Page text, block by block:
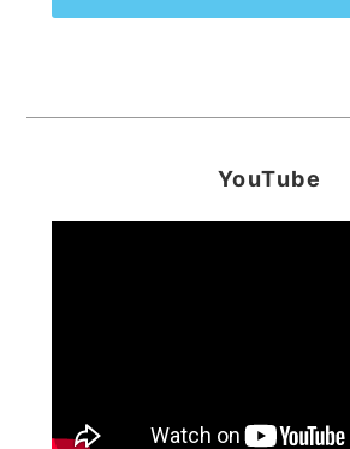
YouTube